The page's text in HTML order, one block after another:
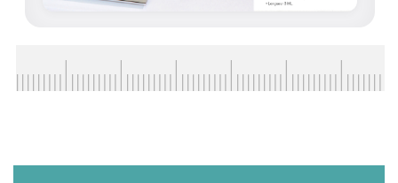
CATALOGUE DE PROFILS ET FIXATION DU
VERRE